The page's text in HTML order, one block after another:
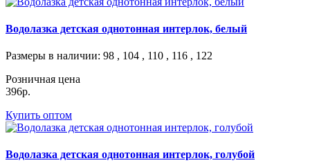
Водолазка детская однотонная интерлок, белый
Размеры в наличии: 98 , 104 , 110 , 116 , 122
Розничная цена
396р.
Купить оптом
Водолазка детская однотонная интерлок, голубой